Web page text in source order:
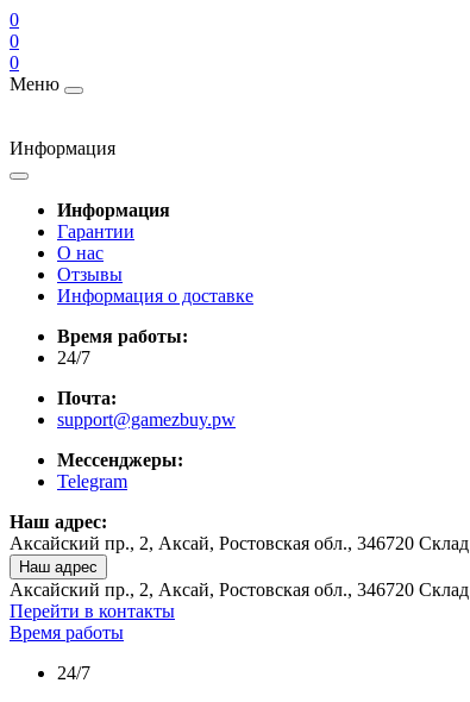
0
0
0
Меню
Информация
Информация
Гарантии
О нас
Отзывы
Информация о доставке
Время работы:
24/7
Почта:
support@gamezbuy.pw
Мессенджеры:
Telegram
Наш адрес:
Аксайский пр., 2, Аксай, Ростовская обл., 346720 Склад
Наш адрес
Аксайский пр., 2, Аксай, Ростовская обл., 346720 Склад
Перейти в контакты
Время работы
24/7